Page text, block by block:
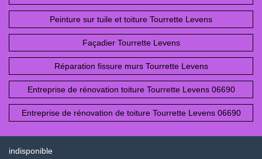
Peinture sur tuile et toiture Tourrette Levens
Façadier Tourrette Levens
Réparation fissure murs Tourrette Levens
Entreprise de rénovation toiture Tourrette Levens 06690
Entreprise de rénovation de toiture Tourrette Levens 06690
indisponible